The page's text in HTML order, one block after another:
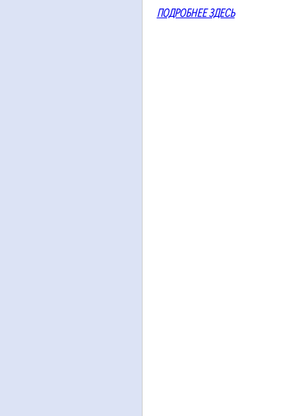
ПОДРОБНЕЕ ЗДЕСЬ